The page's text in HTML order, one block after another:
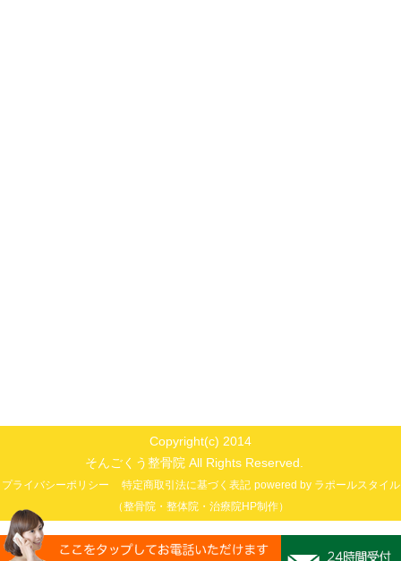
Copyright(c) 2014
そんごくう整骨院 All Rights Reserved.
プライバシーポリシー 特定商取引法に基づく表記 powered by ラポールスタイル
（整骨院・整体院・治療院HP制作）